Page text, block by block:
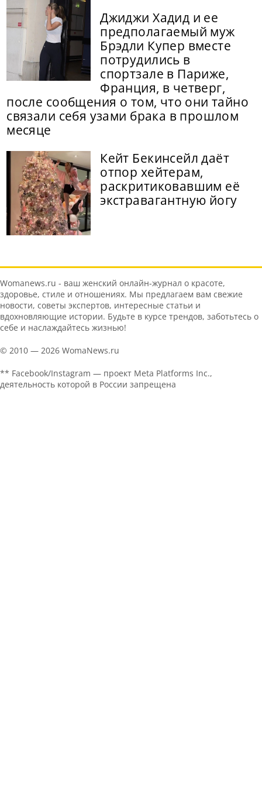
Джиджи Хадид и ее
предполагаемый муж
Брэдли Купер вместе
потрудились в
спортзале в Париже,
Франция, в четверг,
после сообщения о том, что они тайно
связали себя узами брака в прошлом
месяце
Кейт Бекинсейл даёт
отпор хейтерам,
раскритиковавшим её
экстравагантную йогу
Womanews.ru - ваш женский онлайн-журнал о красоте,
здоровье, стиле и отношениях. Мы предлагаем вам свежие
новости, советы экспертов, интересные статьи и
вдохновляющие истории. Будьте в курсе трендов, заботьтесь о
себе и наслаждайтесь жизнью!
© 2010 — 2026 WomaNews.ru
** Facebook/Instagram — проект Meta Platforms Inc.,
деятельность которой в России запрещена